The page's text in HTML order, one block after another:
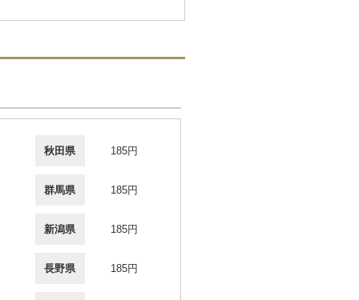
秋田県 185円
群馬県 185円
新潟県 185円
長野県 185円